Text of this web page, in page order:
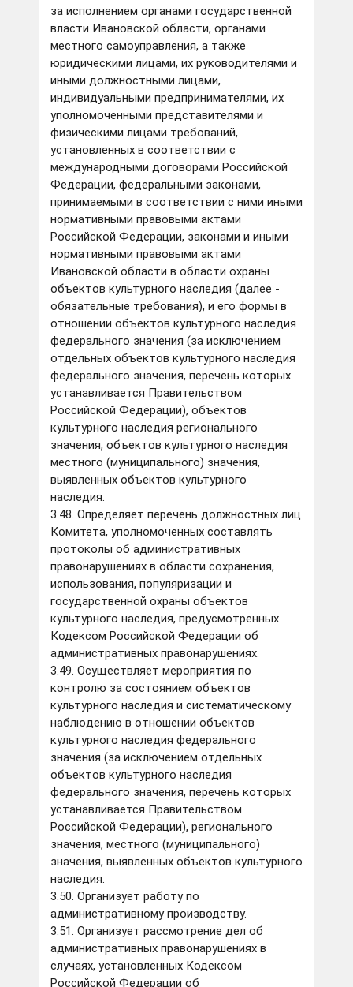
за исполнением органами государственной
власти Ивановской области, органами
местного самоуправления, а также
юридическими лицами, их руководителями и
иными должностными лицами,
индивидуальными предпринимателями, их
уполномоченными представителями и
физическими лицами требований,
установленных в соответствии с
международными договорами Российской
Федерации, федеральными законами,
принимаемыми в соответствии с ними иными
нормативными правовыми актами
Российской Федерации, законами и иными
нормативными правовыми актами
Ивановской области в области охраны
объектов культурного наследия (далее -
обязательные требования), и его формы в
отношении объектов культурного наследия
федерального значения (за исключением
отдельных объектов культурного наследия
федерального значения, перечень которых
устанавливается Правительством
Российской Федерации), объектов
культурного наследия регионального
значения, объектов культурного наследия
местного (муниципального) значения,
выявленных объектов культурного
наследия.
3.48. Определяет перечень должностных лиц
Комитета, уполномоченных составлять
протоколы об административных
правонарушениях в области сохранения,
использования, популяризации и
государственной охраны объектов
культурного наследия, предусмотренных
Кодексом Российской Федерации об
административных правонарушениях.
3.49. Осуществляет мероприятия по
контролю за состоянием объектов
культурного наследия и систематическому
наблюдению в отношении объектов
культурного наследия федерального
значения (за исключением отдельных
объектов культурного наследия
федерального значения, перечень которых
устанавливается Правительством
Российской Федерации), регионального
значения, местного (муниципального)
значения, выявленных объектов культурного
наследия.
3.50. Организует работу по
административному производству.
3.51. Организует рассмотрение дел об
административных правонарушениях в
случаях, установленных Кодексом
Российской Федерации об